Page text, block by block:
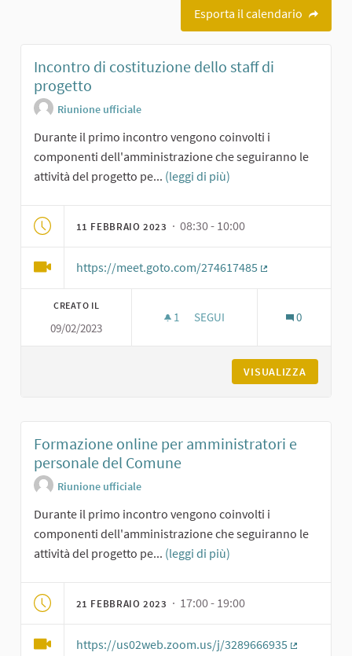
Esporta il calendario
Incontro di costituzione dello staff di
progetto
Riunione ufficiale
Durante il primo incontro vengono coinvolti i
componenti dell'amministrazione che seguiranno le
attività del progetto pe... (leggi di più)
11 FEBBRAIO 2023 · 08:30 - 10:00
https://meet.goto.com/274617485
CREATO IL
09/02/2023
1 1 SOSTENITORI
SEGUI 0
VISUALIZZA
Formazione online per amministratori e
personale del Comune
Riunione ufficiale
Durante il primo incontro vengono coinvolti i
componenti dell'amministrazione che seguiranno le
attività del progetto pe... (leggi di più)
21 FEBBRAIO 2023 · 17:00 - 19:00
https://us02web.zoom.us/j/3289666935